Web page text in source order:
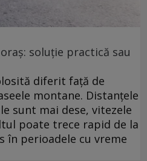
soluție practică sau
diferit față de
montane. Distanțele
sunt mai dese, vitezele
poate trece rapid de la
în perioadele cu vreme